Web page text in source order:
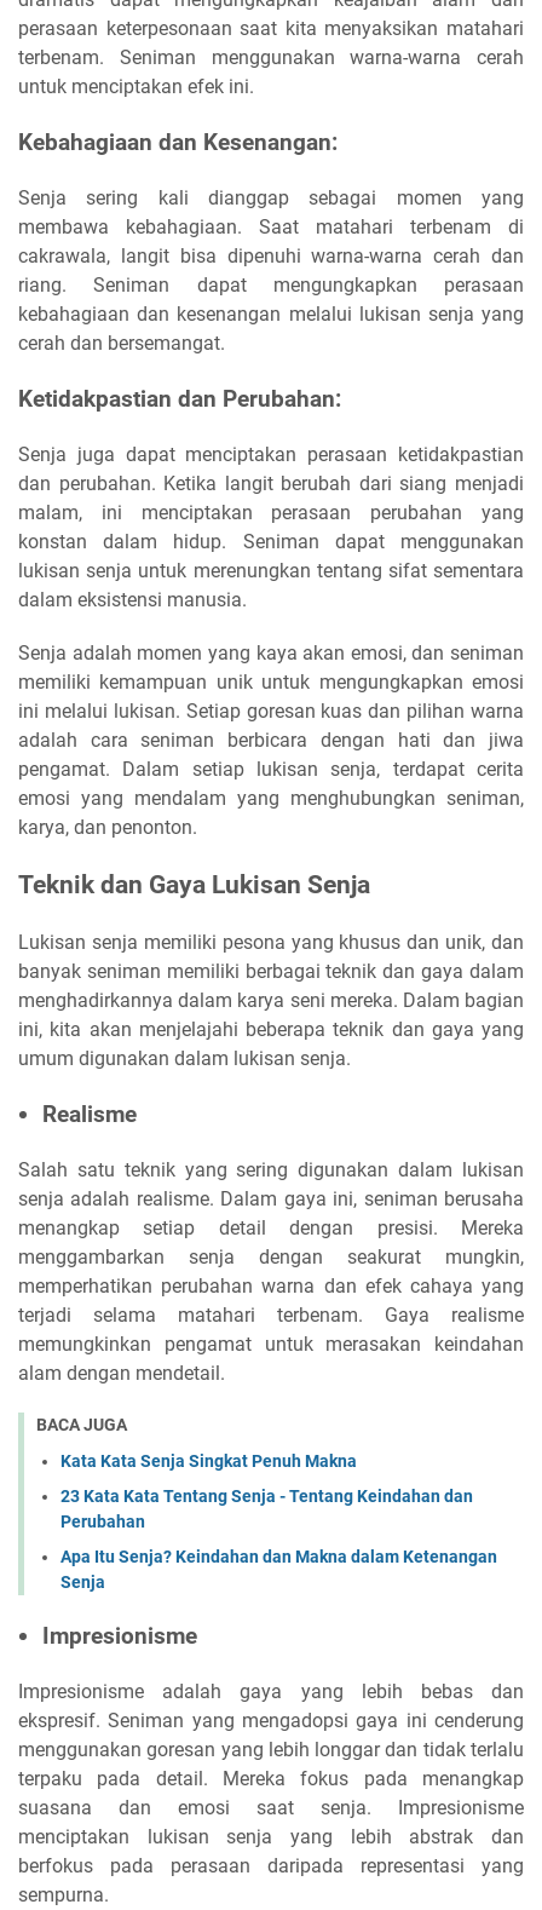
perasaan keterpesonaan saat kita menyaksikan matahari
terbenam. Seniman menggunakan warna-warna cerah
untuk menciptakan efek ini.
Kebahagiaan dan Kesenangan:
Senja sering kali dianggap sebagai momen yang
membawa kebahagiaan. Saat matahari terbenam di
cakrawala, langit bisa dipenuhi warna-warna cerah dan
riang. Seniman dapat mengungkapkan perasaan
kebahagiaan dan kesenangan melalui lukisan senja yang
cerah dan bersemangat.
Ketidakpastian dan Perubahan:
Senja juga dapat menciptakan perasaan ketidakpastian
dan perubahan. Ketika langit berubah dari siang menjadi
malam, ini menciptakan perasaan perubahan yang
konstan dalam hidup. Seniman dapat menggunakan
lukisan senja untuk merenungkan tentang sifat sementara
dalam eksistensi manusia.
Senja adalah momen yang kaya akan emosi, dan seniman
memiliki kemampuan unik untuk mengungkapkan emosi
ini melalui lukisan. Setiap goresan kuas dan pilihan warna
adalah cara seniman berbicara dengan hati dan jiwa
pengamat. Dalam setiap lukisan senja, terdapat cerita
emosi yang mendalam yang menghubungkan seniman,
karya, dan penonton.
Teknik dan Gaya Lukisan Senja
Lukisan senja memiliki pesona yang khusus dan unik, dan
banyak seniman memiliki berbagai teknik dan gaya dalam
menghadirkannya dalam karya seni mereka. Dalam bagian
ini, kita akan menjelajahi beberapa teknik dan gaya yang
umum digunakan dalam lukisan senja.
Realisme
Salah satu teknik yang sering digunakan dalam lukisan
senja adalah realisme. Dalam gaya ini, seniman berusaha
menangkap setiap detail dengan presisi. Mereka
menggambarkan senja dengan seakurat mungkin,
memperhatikan perubahan warna dan efek cahaya yang
terjadi selama matahari terbenam. Gaya realisme
memungkinkan pengamat untuk merasakan keindahan
alam dengan mendetail.
BACA JUGA
Kata Kata Senja Singkat Penuh Makna
23 Kata Kata Tentang Senja - Tentang Keindahan dan
Perubahan
Apa Itu Senja? Keindahan dan Makna dalam Ketenangan
Senja
Impresionisme
Impresionisme adalah gaya yang lebih bebas dan
ekspresif. Seniman yang mengadopsi gaya ini cenderung
menggunakan goresan yang lebih longgar dan tidak terlalu
terpaku pada detail. Mereka fokus pada menangkap
suasana dan emosi saat senja. Impresionisme
menciptakan lukisan senja yang lebih abstrak dan
berfokus pada perasaan daripada representasi yang
sempurna.